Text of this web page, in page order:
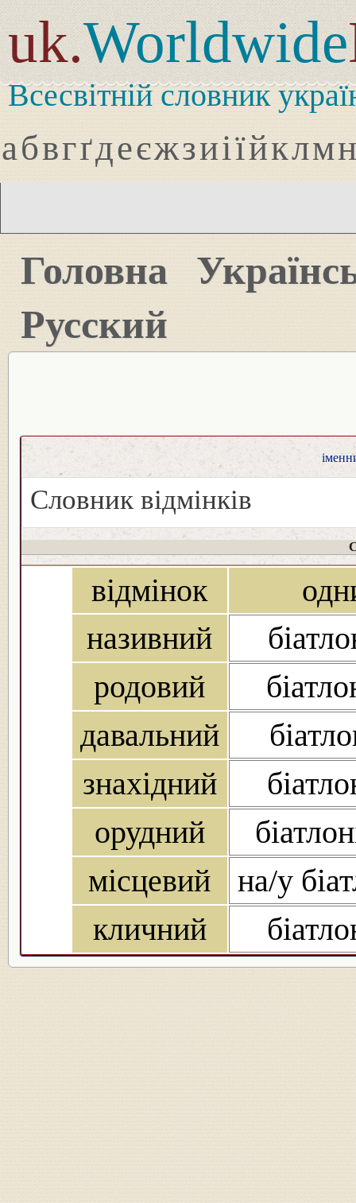
uk.Worldwide
Всесвітній словник
абвгґдеєжзиіїйклмн
Головна
Русский
Словник відмінків
відмінок
називний
родовий
давальний
знахідний
орудний
місцевий
на/у
кличний